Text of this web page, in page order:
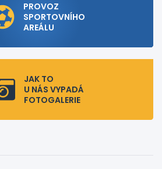
PROVOZ
SPORTOVNÍHO
AREÁLU
JAK TO
U NÁS VYPADÁ
FOTOGALERIE